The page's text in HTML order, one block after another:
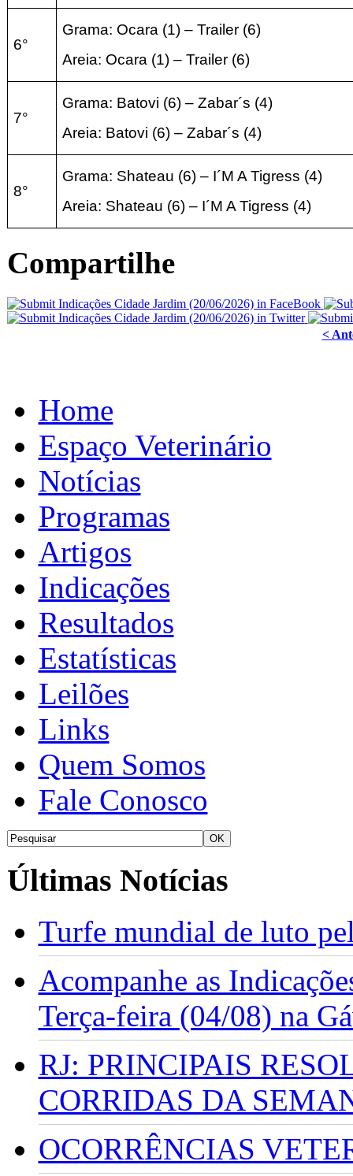
6°
Grama: Ocara (1) – Trailer (6)
Areia: Ocara (1) – Trailer (6)
7°
Grama: Batovi (6) – Zabar´s (4)
Areia: Batovi (6) – Zabar´s (4)
8°
Grama: Shateau (6) – I´M A Tigress (4)
Areia: Shateau (6) – I´M A Tigress (4)
Compartilhe
<
Home
Espaço Veterinário
Notícias
Programas
Artigos
Indicações
Resultados
Estatísticas
Leilões
Links
Quem Somos
Fale Conosco
Últimas Notícias
Turfe mundial de luto
Acompanhe as
Terça-feira (04/08) na
RJ: PRINCIPAIS
CORRIDAS DA
OCORRÊNCIAS